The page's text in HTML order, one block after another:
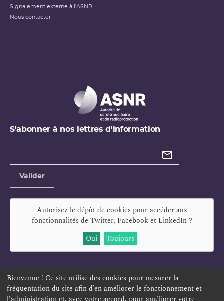
Signalement externe à l'ASNR
Nous contacter
S'abonner à nos lettres d'information
Types de
Valider
Autorisez le dépôt de cookies pour accéder aux
fonctionnalités de Twitter, Facebook et LinkedIn?
Oui
Toujours
ESPACE PERSONNEL OFFRES D'EMPLOI SIGNALEMENT
Bienvenue ! Ce site utilise des cookies pour mesurer la
fréquentation du site afin d’en améliorer le fonctionnement et
l’administration et, avec votre accord, pour améliorer votre